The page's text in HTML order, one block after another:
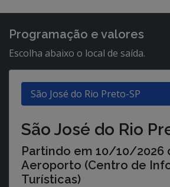
Programação e valores
Escolha abaixo o local de saída.
São José do Rio Preto-SP
São José do Rio
Partindo em 10/10/2026
Aeroporto (Centro de
Turísticas)